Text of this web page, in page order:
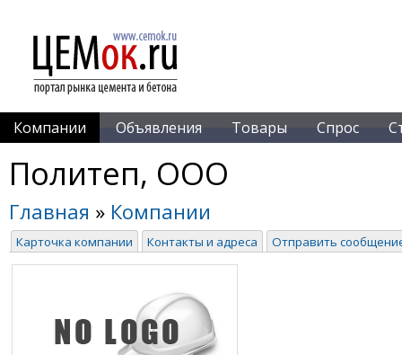
Компании Объявления Товары Спрос
Политеп, ООО
Главная » Компании
Карточка компании Контакты и адреса Отправить